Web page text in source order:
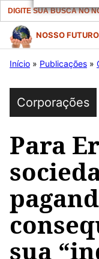
Search
for:
Pular
para
conteúdo
NOSSO
Início » Publicações »
Corporações
Para
sua